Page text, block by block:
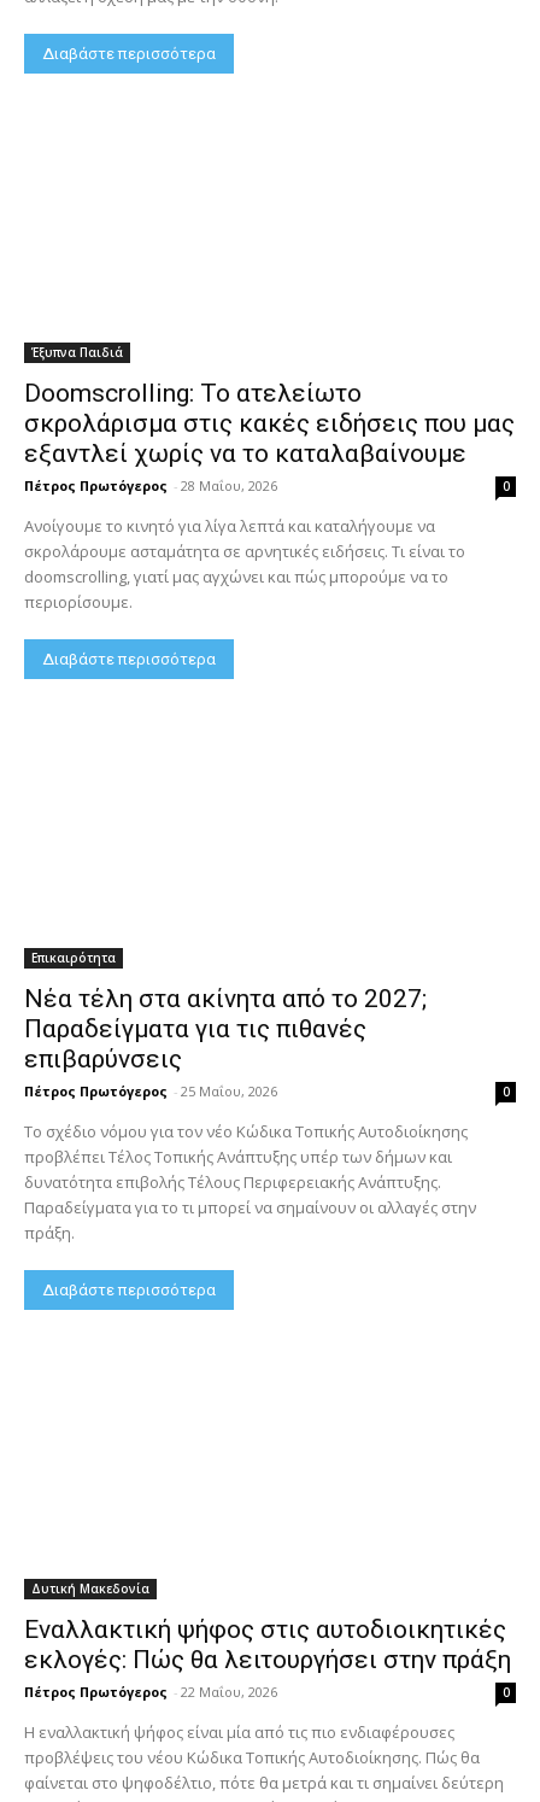
Διαβάστε περισσότερα
Έξυπνα Παιδιά
Doomscrolling: Το ατελείωτο
σκρολάρισμα στις κακές ειδήσεις που μας
εξαντλεί χωρίς να το καταλαβαίνουμε
Πέτρος Πρωτόγερος - 28 Μαΐου, 2026 0
Ανοίγουμε το κινητό για λίγα λεπτά και καταλήγουμε να
σκρολάρουμε ασταμάτητα σε αρνητικές ειδήσεις. Τι είναι το
doomscrolling, γιατί μας αγχώνει και πώς μπορούμε να το
περιορίσουμε.
Διαβάστε περισσότερα
Επικαιρότητα
Νέα τέλη στα ακίνητα από το 2027;
Παραδείγματα για τις πιθανές
επιβαρύνσεις
Πέτρος Πρωτόγερος - 25 Μαΐου, 2026 0
Το σχέδιο νόμου για τον νέο Κώδικα Τοπικής Αυτοδιοίκησης
προβλέπει Τέλος Τοπικής Ανάπτυξης υπέρ των δήμων και
δυνατότητα επιβολής Τέλους Περιφερειακής Ανάπτυξης.
Παραδείγματα για το τι μπορεί να σημαίνουν οι αλλαγές στην
πράξη.
Διαβάστε περισσότερα
Δυτική Μακεδονία
Εναλλακτική ψήφος στις αυτοδιοικητικές
εκλογές: Πώς θα λειτουργήσει στην πράξη
Πέτρος Πρωτόγερος - 22 Μαΐου, 2026 0
Η εναλλακτική ψήφος είναι μία από τις πιο ενδιαφέρουσες
προβλέψεις του νέου Κώδικα Τοπικής Αυτοδιοίκησης. Πώς θα
φαίνεται στο ψηφοδέλτιο, πότε θα μετρά και τι σημαίνει δεύτερη